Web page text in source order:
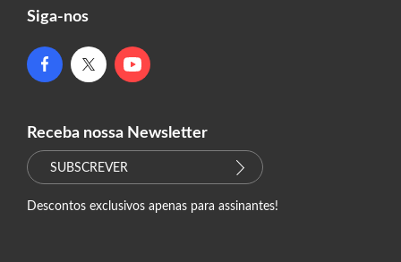
Siga-nos
Receba nossa Newsletter
SUBSCREVER
Descontos exclusivos apenas para assinantes!